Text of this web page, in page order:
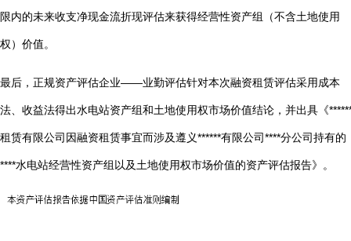
限内的未来收支净现金流折现评估来获得经营性资产组（不含土地使用
权）价值。
最后，正规资产评估企业——业勤评估针对本次融资租赁评估采用成本
法、收益法得出水电站资产组和土地使用权市场价值结论，并出具《
租赁有限公司因融资租赁事宜而涉及遵义******有限公司****分公司持有的
****水电站经营性资产组以及土地使用权市场价值的资产评估报告》。